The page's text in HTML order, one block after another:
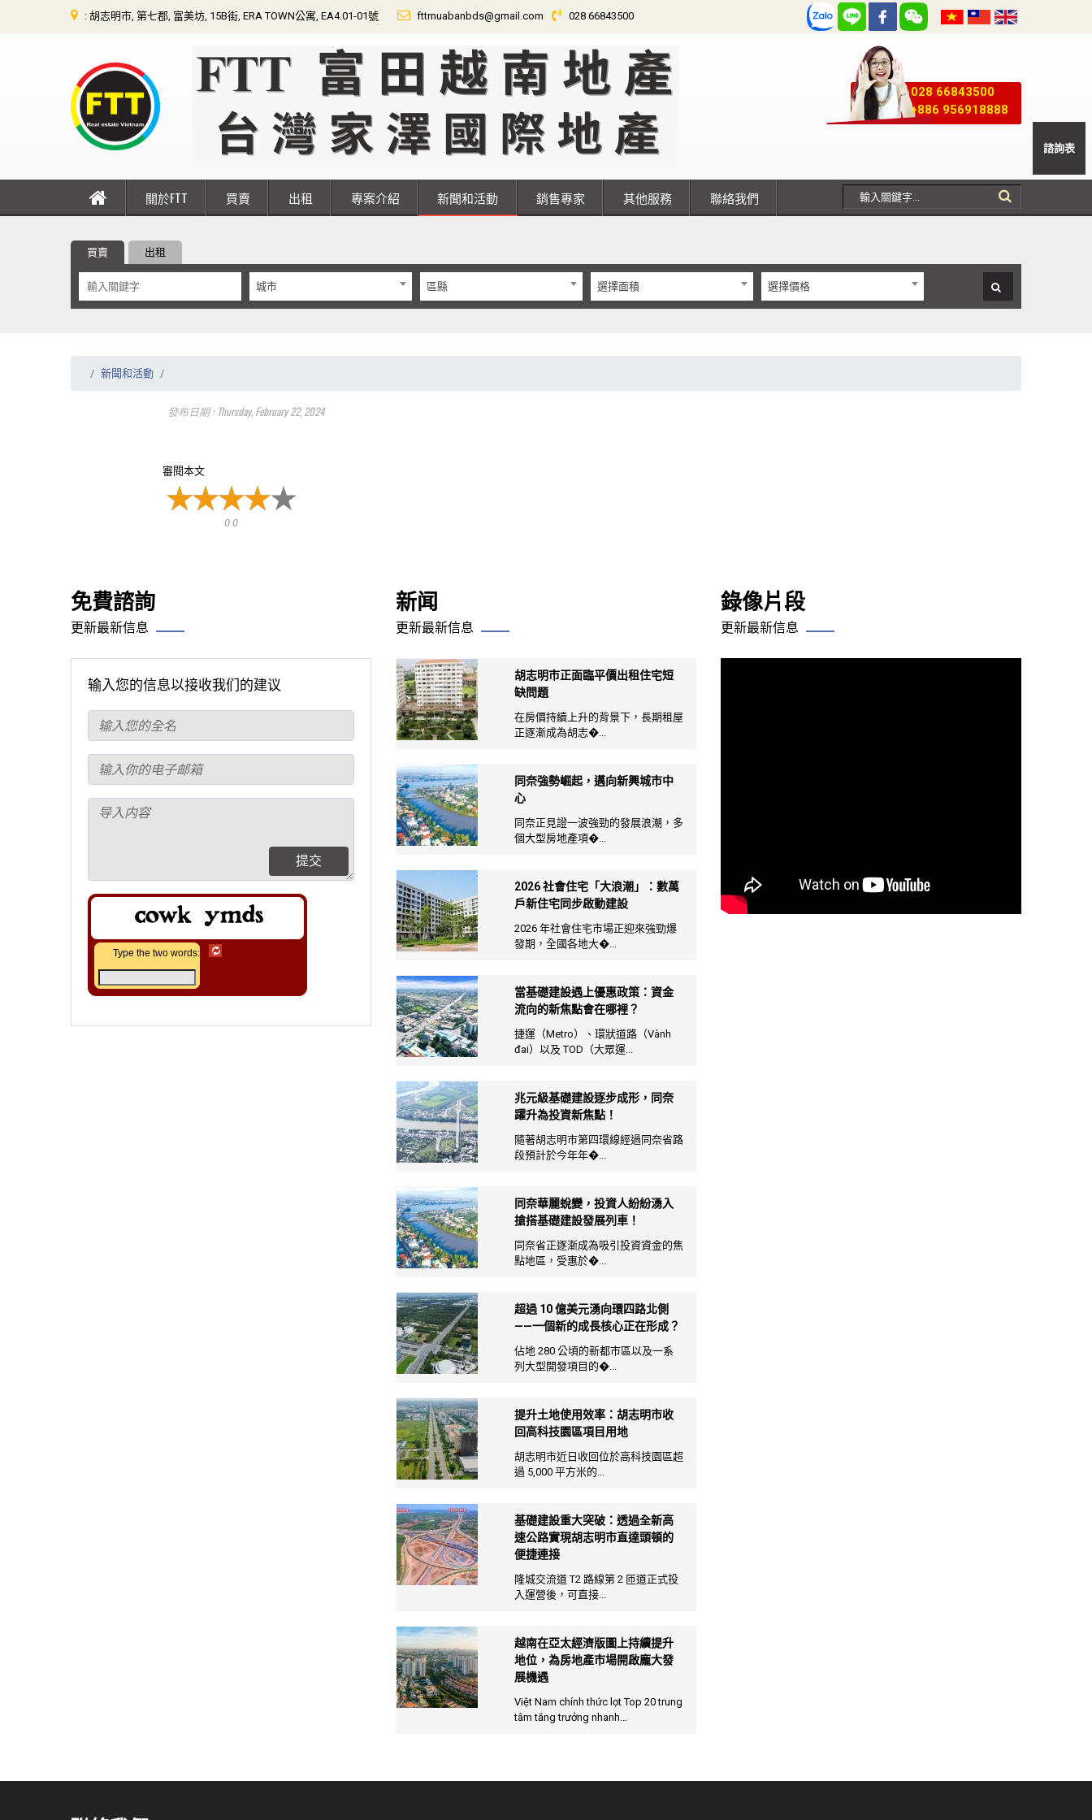
: 胡志明市, 第七郡, 富美坊, 15B街, ERA TOWN公寓, EA4.01-01號 fttmuabanbds@gmail.com 028 66843500
028 66843500
+886 956918888
關於FTT 買賣 出租 專案介紹 新聞和活動 銷售專家 其他服務 聯絡我們
買賣 出租
城市 區縣 選擇面積 選擇價格
新聞和活動
發布日期 : Thursday, February 22, 2024
審閱本文
0 0
免費諮詢
更新最新信息
输入您的信息以接收我们的建议
提交
Type the two words:
新闻
更新最新信息
胡志明市正面臨平價出租住宅短
缺問題
在房價持續上升的背景下，長期租屋
正逐漸成為胡志�...
同奈強勢崛起，邁向新興城市中
心
同奈正見證一波強勁的發展浪潮，多
個大型房地產項�...
2026 社會住宅「大浪潮」：數萬
戶新住宅同步啟動建設
2026 年社會住宅市場正迎來強勁爆
發期，全國各地大�...
當基礎建設遇上優惠政策：資金
流向的新焦點會在哪裡？
捷運（Metro）、環狀道路（Vành
đai）以及 TOD（大眾運...
兆元級基礎建設逐步成形，同奈
躍升為投資新焦點！
隨著胡志明市第四環線經過同奈省路
段預計於今年年�...
同奈華麗蛻變，投資人紛紛湧入
搶搭基礎建設發展列車！
同奈省正逐漸成為吸引投資資金的焦
點地區，受惠於�...
超過 10 億美元湧向環四路北側
——一個新的成長核心正在形成？
佔地 280 公頃的新都市區以及一系
列大型開發項目的�...
提升土地使用效率：胡志明市收
回高科技園區項目用地
胡志明市近日收回位於高科技園區超
過 5,000 平方米的...
基礎建設重大突破：透過全新高
速公路實現胡志明市直達頭頓的
便捷連接
隆城交流道 T2 路線第 2 匝道正式投
入運營後，可直接...
越南在亞太經濟版圖上持續提升
地位，為房地產市場開啟龐大發
展機遇
Việt Nam chính thức lọt Top 20 trung
tâm tăng trưởng nhanh...
錄像片段
更新最新信息
諮詢表